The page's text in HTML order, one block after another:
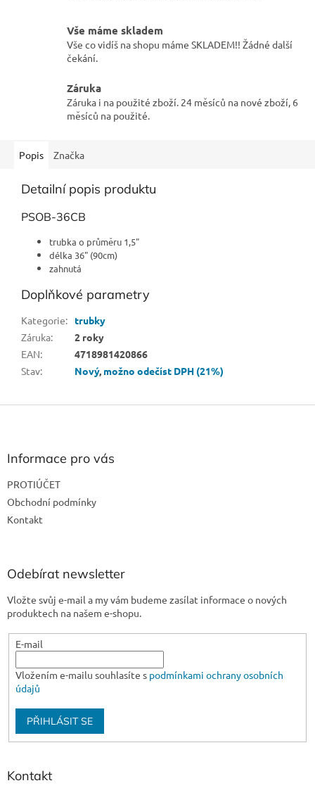
Vše máme skladem
Vše co vidíš na shopu máme SKLADEM!! Žádné další
čekání.
Záruka
Záruka i na použité zboží. 24 měsíců na nové zboží, 6
měsíců na použité.
Popis Značka
Detailní popis produktu
PSOB-36CB
trubka o průměru 1,5"
délka 36" (90cm)
zahnutá
Doplňkové parametry
Kategorie: trubky
Záruka:
2 roky
EAN:
4718981420866
Stav: Nový, možno odečíst DPH (21%)
Z
Informace pro vás
PROTIÚČET
Obchodní podmínky
Kontakt
Odebírat newsletter
Vložte svůj e-mail a my vám budeme zasílat informace o nových
produktech na našem e-shopu.
E-mail
Vložením e-mailu souhlasíte s podmínkami ochrany osobních
údajů
PŘIHLÁSIT SE
Kontakt